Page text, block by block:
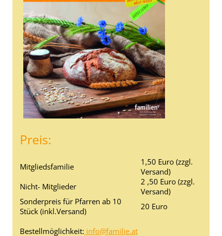
Preis:
Mitgliedsfamilie
1,50 Euro (zzgl.
Versand)
Nicht- Mitglieder
2 ,50 Euro (zzgl.
Versand)
Sonderpreis für Pfarren ab 10
Stück (inkl.Versand)
20 Euro
Bestellmöglichkeit: info@familie.at